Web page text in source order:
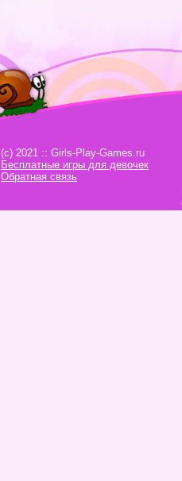
(c) 2021 :: Girls-Play-Games.ru
Бесплатные игры для девочек
Обратная связь